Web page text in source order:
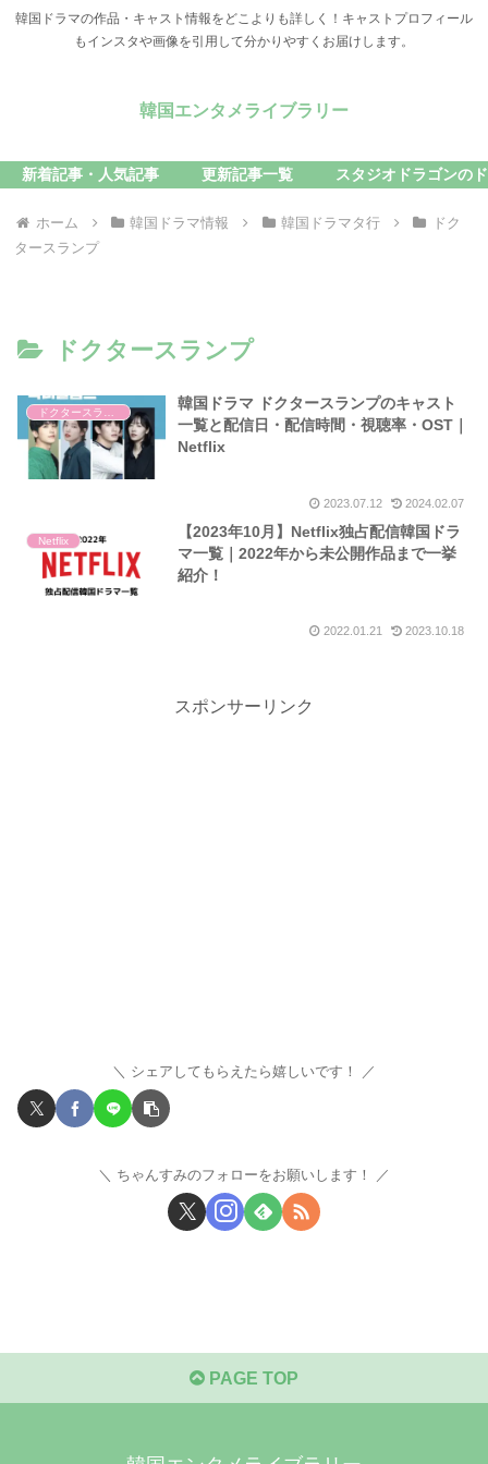
韓国ドラマの作品・キャスト情報をどこよりも詳しく！キャストプロフィール
もインスタや画像を引用して分かりやすくお届けします。
韓国エンタメライブラリー
新着記事・人気記事 更新記事一覧 スタジオドラゴンの
ホーム 韓国ドラマ情報 韓国ドラマタ行
ドク
タースランプ
ドクタースランプ
韓国ドラマ ドクタースランプのキャスト
一覧と配信日・配信時間・視聴率・OST｜
Netflix
2023.07.12 2024.02.07
Netflix
【2023年10月】Netflix独占配信韓国ドラ
マ一覧｜2022年から未公開作品まで一挙
紹介！
2022.01.21 2023.10.18
スポンサーリンク
シェアしてもらえたら嬉しいです！
ちゃんすみのフォローをお願いします！
PAGE TOP